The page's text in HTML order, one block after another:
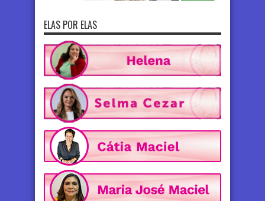
ELAS POR ELAS